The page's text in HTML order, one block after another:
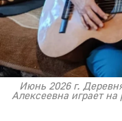
Июнь 2026 г.
Алексеевна играет